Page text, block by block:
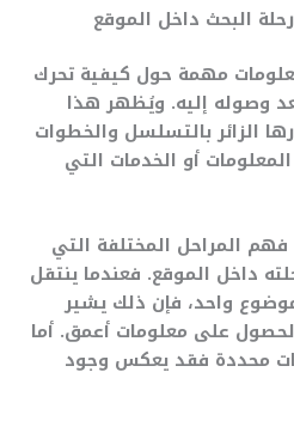
البحث داخل الموقع
مهمة حول كيفية تحرك
وصوله إليه. ويُظهر هذا
الزائر بالتسلسل والخطوات
أو الخدمات التي
المراحل المختلفة التي
داخل الموقع. فعندما ينتقل
واحد، فإن ذلك يشير
على معلومات أعمق. أما
محددة فقد يعكس وجود